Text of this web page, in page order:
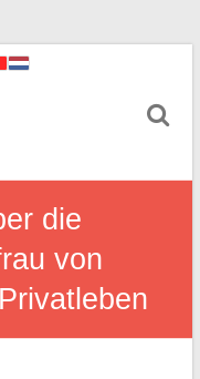
die
von